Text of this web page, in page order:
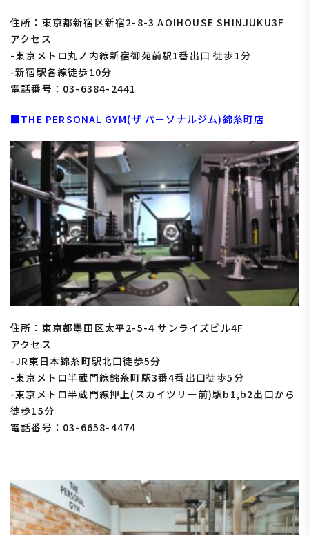
住所：東京都新宿区新宿2-8-3 AOIHOUSE SHINJUKU3F
アクセス
-東京メトロ丸ノ内線新宿御苑前駅1番出口 徒歩1分
-新宿駅各線徒歩10分
電話番号：03-6384-2441
■THE PERSONAL GYM(ザ パーソナルジム)錦糸町店
住所：東京都墨田区太平2-5-4 サンライズビル4F
アクセス
-JR東日本錦糸町駅北口徒歩5分
-東京メトロ半蔵門線錦糸町駅3番4番出口徒歩5分
-東京メトロ半蔵門線押上(スカイツリー前)駅b1,b2出口から
徒歩15分
電話番号：03-6658-4474